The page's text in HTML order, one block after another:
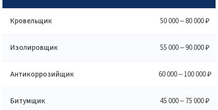
Кровельщик 50 000 – 80 000 ₽
Изолировщик 55 000 – 90 000 ₽
Антикоррозийщик 60 000 – 100 000 ₽
Битумщик 45 000 – 75 000 ₽